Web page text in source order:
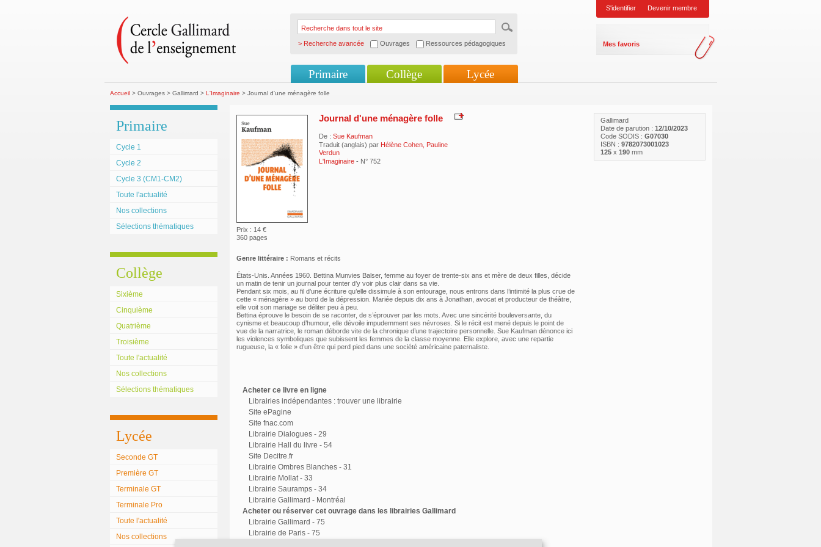
> Recherche avancée Ouvrages Ressources pédagogiques
S'identifier Devenir membre
Mes favoris
Primaire Collège Lycée
Accueil> Ouvrages > Gallimard > L'Imaginaire > Journal d'une ménagère folle
Primaire
Cycle 1
Cycle 2
Cycle 3 (CM1-CM2)
Toute l'actualité
Nos collections
Sélections thématiques
Collège
Sixième
Cinquième
Quatrième
Troisième
Toute l'actualité
Nos collections
Sélections thématiques
Lycée
Seconde GT
Première GT
Terminale GT
Terminale Pro
Toute l'actualité
Nos collections
Gallimard
Date de parution : 12/10/2023
Code SODIS : G07030
ISBN : 9782073001023
125x 190mm
Prix : 14 €
360 pages
Journal d'une ménagère folle
De : Sue Kaufman
Traduit (anglais) par Hélène Cohen, Pauline
Verdun
L'Imaginaire - N° 752
Genre littéraire : Romans et récits
États-Unis. Années 1960. Bettina Munvies Balser, femme au foyer de trente-six ans et mère de deux filles, décide
un matin de tenir un journal pour tenter d’y voir plus clair dans sa vie.
Pendant six mois, au fil d’une écriture qu’elle dissimule à son entourage, nous entrons dans l’intimité la plus crue de
cette « ménagère » au bord de la dépression. Mariée depuis dix ans à Jonathan, avocat et producteur de théâtre,
elle voit son mariage se déliter peu à peu.
Bettina éprouve le besoin de se raconter, de s’éprouver par les mots. Avec une sincérité bouleversante, du
cynisme et beaucoup d’humour, elle dévoile impudemment ses névroses. Si le récit est mené depuis le point de
vue de la narratrice, le roman déborde vite de la chronique d’une trajectoire personnelle. Sue Kaufman dénonce ici
les violences symboliques que subissent les femmes de la classe moyenne. Elle explore, avec une repartie
rugueuse, la « folie » d’un être qui perd pied dans une société américaine paternaliste.
Acheter ce livre en ligne
Librairies indépendantes : trouver une librairie
Site ePagine
Site fnac.com
Librairie Dialogues - 29
Librairie Hall du livre - 54
Site Decitre.fr
Librairie Ombres Blanches - 31
Librairie Mollat - 33
Librairie Sauramps - 34
Librairie Gallimard - Montréal
Acheter ou réserver cet ouvrage dans les librairies Gallimard
Librairie Gallimard - 75
Librairie de Paris - 75